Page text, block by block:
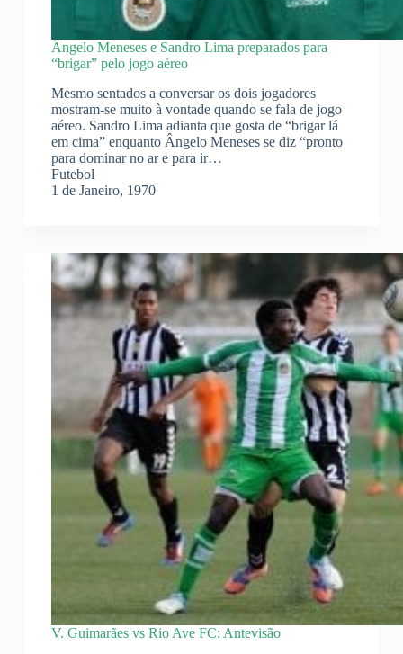
Ângelo Meneses e Sandro Lima preparados para
“brigar” pelo jogo aéreo
Mesmo sentados a conversar os dois jogadores
mostram-se muito à vontade quando se fala de jogo
aéreo. Sandro Lima adianta que gosta de “brigar lá
em cima” enquanto Ângelo Meneses se diz “pronto
para dominar no ar e para ir…
Futebol
1 de Janeiro, 1970
V. Guimarães vs Rio Ave FC: Antevisão